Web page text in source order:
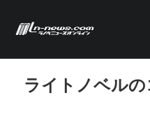
ライトノベル